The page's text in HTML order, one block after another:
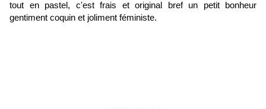
tout en pastel, c'est frais et original bref un petit bonheur
gentiment coquin et joliment féministe.